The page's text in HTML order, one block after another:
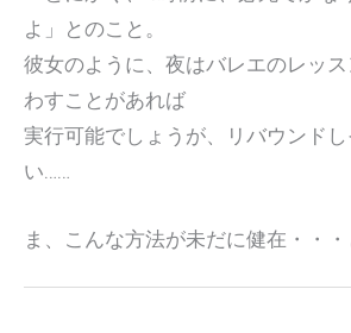
よ」とのこと。
彼女のように、夜はバレエのレッ
わすことがあれば
実行可能でしょうが、リバウンド
い……
ま、こんな方法が未だに健在・・・